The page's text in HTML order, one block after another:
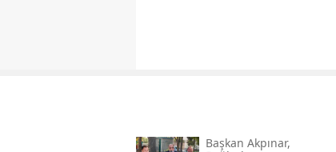
Başkan Akpınar,